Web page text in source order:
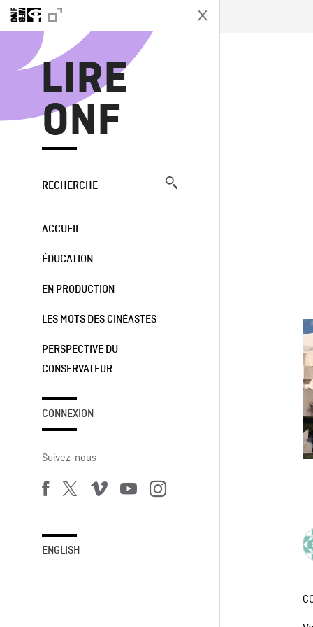
LIRE
ONF
RECHERCHE
ACCUEIL
ÉDUCATION
EN PRODUCTION
LES MOTS DES CINÉASTES
PERSPECTIVE DU
CONSERVATEUR
CONNEXION
Suivez-nous
ENGLISH